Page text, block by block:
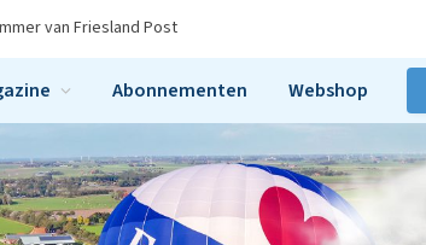
van Friesland Post
Abonnementen Webshop